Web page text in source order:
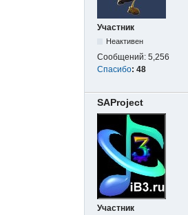
Участник
Неактивен
Сообщений: 5,256
Спасибо: 48
SAProject
Участник